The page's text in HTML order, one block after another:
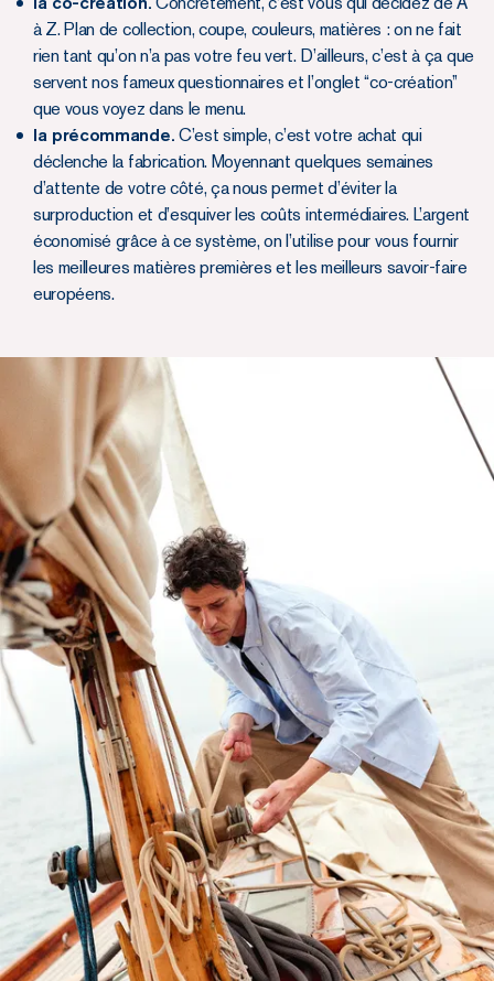
à Z. Plan de collection, coupe, couleurs, matières : on ne fait
rien tant qu’on n’a pas votre feu vert. D’ailleurs, c’est à ça que
servent nos fameux questionnaires et l’onglet “co-création”
que vous voyez dans le menu.
la précommande. C’est simple, c’est votre achat qui
déclenche la fabrication. Moyennant quelques semaines
d’attente de votre côté, ça nous permet d’éviter la
surproduction et d’esquiver les coûts intermédiaires. L’argent
économisé grâce à ce système, on l’utilise pour vous fournir
les meilleures matières premières et les meilleurs savoir-faire
européens.